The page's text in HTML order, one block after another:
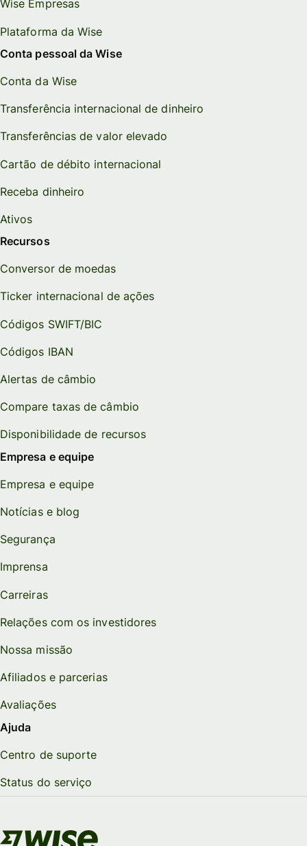
Wise Empresas
Plataforma da Wise
Conta pessoal da Wise
Conta da Wise
Transferência internacional de dinheiro
Transferências de valor elevado
Cartão de débito internacional
Receba dinheiro
Ativos
Recursos
Conversor de moedas
Ticker internacional de ações
Códigos SWIFT/BIC
Códigos IBAN
Alertas de câmbio
Compare taxas de câmbio
Disponibilidade de recursos
Empresa e equipe
Empresa e equipe
Notícias e blog
Segurança
Imprensa
Carreiras
Relações com os investidores
Nossa missão
Afiliados e parcerias
Avaliações
Ajuda
Centro de suporte
Status do serviço